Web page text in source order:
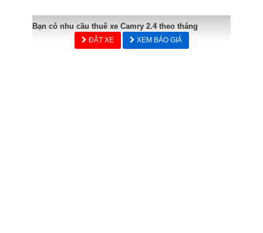
Bạn có nhu cầu thuê xe Camry 2.4 theo tháng
ĐẶT XE XEM BÁO GIÁ